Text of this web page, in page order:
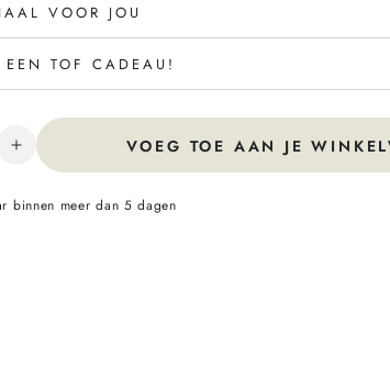
VOOR JOU
EEN TOF CADEAU!
VOEG TOE AAN JE
binnen meer dan 5 dagen